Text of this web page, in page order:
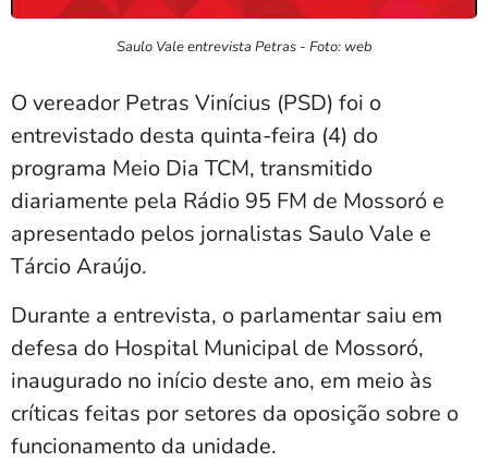
Saulo Vale entrevista Petras - Foto: web
O vereador Petras Vinícius (PSD) foi o
entrevistado desta quinta-feira (4) do
programa Meio Dia TCM, transmitido
diariamente pela Rádio 95 FM de Mossoró e
apresentado pelos jornalistas Saulo Vale e
Tárcio Araújo.
Durante a entrevista, o parlamentar saiu em
defesa do Hospital Municipal de Mossoró,
inaugurado no início deste ano, em meio às
críticas feitas por setores da oposição sobre o
funcionamento da unidade.